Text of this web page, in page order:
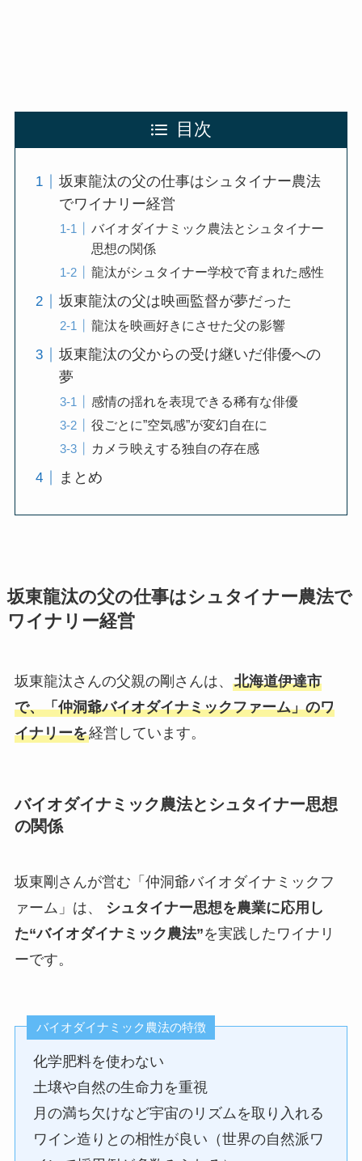
目次
坂東龍汰の父の仕事はシュタイナー農法
でワイナリー経営
バイオダイナミック農法とシュタイナー
思想の関係
龍汰がシュタイナー学校で育まれた感性
坂東龍汰の父は映画監督が夢だった
龍汰を映画好きにさせた父の影響
坂東龍汰の父からの受け継いだ俳優への
夢
感情の揺れを表現できる稀有な俳優
役ごとに”空気感”が変幻自在に
カメラ映えする独自の存在感
まとめ
坂東龍汰の父の仕事はシュタイナー農法で
ワイナリー経営
坂東龍汰さんの父親の剛さんは、 北海道伊達市
で、「仲洞爺バイオダイナミックファーム」のワ
イナリーを経営しています。
バイオダイナミック農法とシュタイナー思想
の関係
坂東剛さんが営む「仲洞爺バイオダイナミックフ
ァーム」は、
シュタイナー思想を農業に応用し
た“バイオダイナミック農法”を実践したワイナリ
ーです。
バイオダイナミック農法の特徴
化学肥料を使わない
土壌や自然の生命力を重視
月の満ち欠けなど宇宙のリズムを取り入れる
ワイン造りとの相性が良い（世界の自然派ワ